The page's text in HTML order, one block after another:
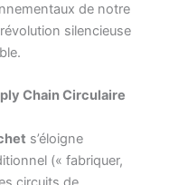
de notre
silencieuse
Chain Circulaire
s’éloigne
(« fabriquer,